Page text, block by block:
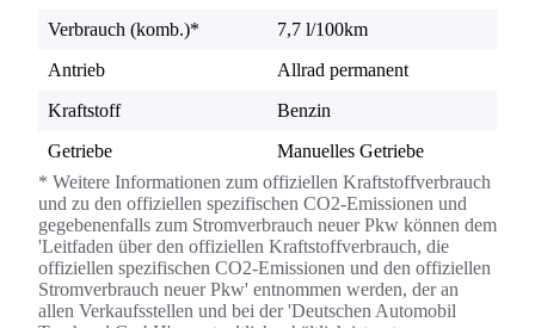
Verbrauch (komb.)*
7,7 l/100km
Antrieb
Allrad permanent
Kraftstoff
Benzin
Getriebe
Manuelles Getriebe
* Weitere Informationen zum offiziellen Kraftstoffverbrauch
und zu den offiziellen spezifischen CO2-Emissionen und
gegebenenfalls zum Stromverbrauch neuer Pkw können dem
'Leitfaden über den offiziellen Kraftstoffverbrauch, die
offiziellen spezifischen CO2-Emissionen und den offiziellen
Stromverbrauch neuer Pkw' entnommen werden, der an
allen Verkaufsstellen und bei der 'Deutschen Automobil